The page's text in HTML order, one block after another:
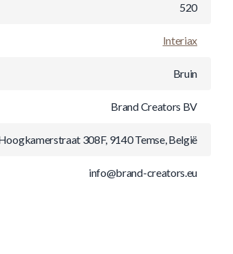
520
Interiax
Bruin
Brand Creators BV
308F, 9140 Temse, België
info@brand-creators.eu